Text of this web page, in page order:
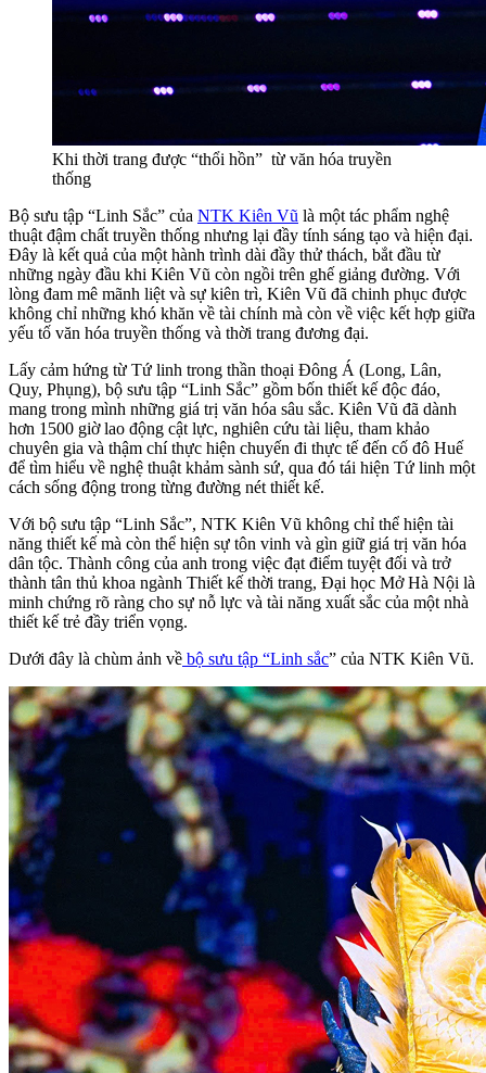
Khi thời trang được “thổi hồn” từ văn hóa truyền
thống
Bộ sưu tập “Linh Sắc” của NTK Kiên Vũ là một tác phẩm nghệ
thuật đậm chất truyền thống nhưng lại đầy tính sáng tạo và hiện đại.
Đây là kết quả của một hành trình dài đầy thử thách, bắt đầu từ
những ngày đầu khi Kiên Vũ còn ngồi trên ghế giảng đường. Với
lòng đam mê mãnh liệt và sự kiên trì, Kiên Vũ đã chinh phục được
không chỉ những khó khăn về tài chính mà còn về việc kết hợp giữa
yếu tố văn hóa truyền thống và thời trang đương đại.
Lấy cảm hứng từ Tứ linh trong thần thoại Đông Á (Long, Lân,
Quy, Phụng), bộ sưu tập “Linh Sắc” gồm bốn thiết kế độc đáo,
mang trong mình những giá trị văn hóa sâu sắc. Kiên Vũ đã dành
hơn 1500 giờ lao động cật lực, nghiên cứu tài liệu, tham khảo
chuyên gia và thậm chí thực hiện chuyến đi thực tế đến cố đô Huế
để tìm hiểu về nghệ thuật khảm sành sứ, qua đó tái hiện Tứ linh một
cách sống động trong từng đường nét thiết kế.
Với bộ sưu tập “Linh Sắc”, NTK Kiên Vũ không chỉ thể hiện tài
năng thiết kế mà còn thể hiện sự tôn vinh và gìn giữ giá trị văn hóa
dân tộc. Thành công của anh trong việc đạt điểm tuyệt đối và trở
thành tân thủ khoa ngành Thiết kế thời trang, Đại học Mở Hà Nội là
minh chứng rõ ràng cho sự nỗ lực và tài năng xuất sắc của một nhà
thiết kế trẻ đầy triển vọng.
Dưới đây là chùm ảnh về bộ sưu tập “Linh sắc” của NTK Kiên Vũ.